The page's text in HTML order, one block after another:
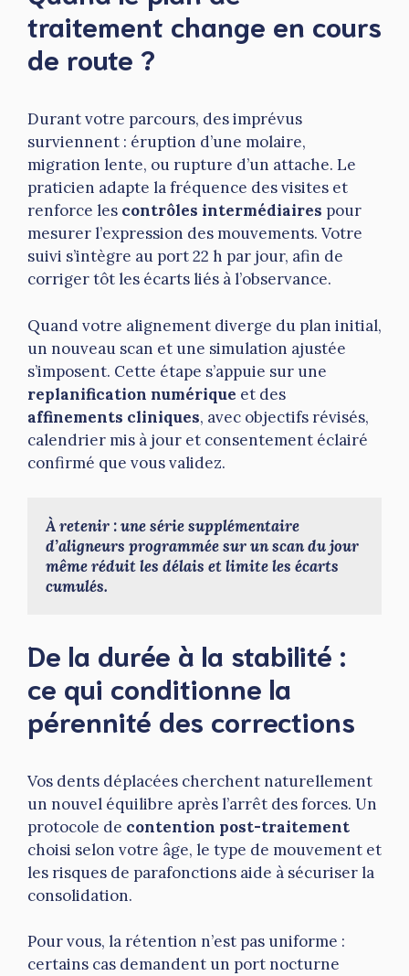
traitement change en cours
de route ?
Durant votre parcours, des imprévus
surviennent : éruption d’une molaire,
migration lente, ou rupture d’un attache. Le
praticien adapte la fréquence des visites et
renforce les contrôles intermédiaires pour
mesurer l’expression des mouvements. Votre
suivi s’intègre au port 22 h par jour, afin de
corriger tôt les écarts liés à l’observance.
Quand votre alignement diverge du plan initial,
un nouveau scan et une simulation ajustée
s’imposent. Cette étape s’appuie sur une
replanification numérique et des
affinements cliniques, avec objectifs révisés,
calendrier mis à jour et consentement éclairé
confirmé que vous validez.
À retenir : une série supplémentaire
d’aligneurs programmée sur un scan du jour
même réduit les délais et limite les écarts
cumulés.
De la durée à la stabilité :
ce qui conditionne la
pérennité des corrections
Vos dents déplacées cherchent naturellement
un nouvel équilibre après l’arrêt des forces. Un
protocole de contention post-traitement
choisi selon votre âge, le type de mouvement et
les risques de parafonctions aide à sécuriser la
consolidation.
Pour vous, la rétention n’est pas uniforme :
certains cas demandent un port nocturne